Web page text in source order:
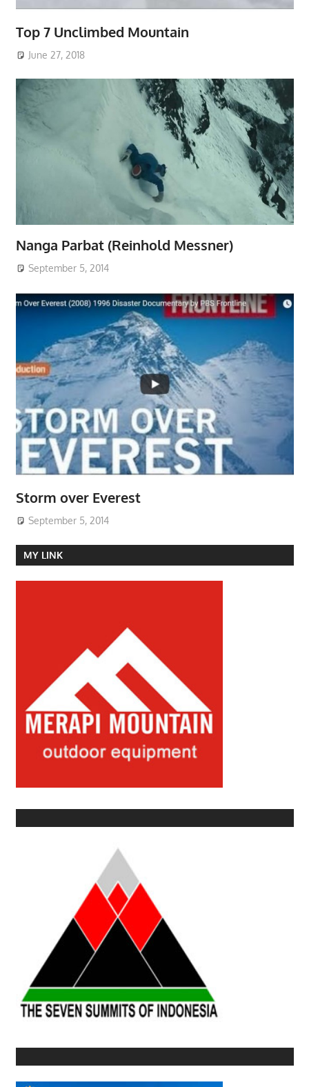
Top 7 Unclimbed Mountain
June 27, 2018
Nanga Parbat (Reinhold Messner)
September 5, 2014
Storm over Everest
September 5, 2014
MY LINK